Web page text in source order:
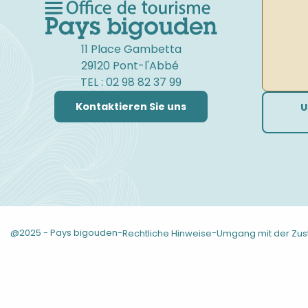
Dédicace de Dylan Heskin
Tournoi de Mölkky en doublette
Concerts chez Cathy
Fresque collaborative pour petits et grands
Exposition - Naked Object - Mickael MARTIN
Expo gravures - Fabrice Béghin
11 Place Gambetta
29120 Pont-l'Abbé
TEL : 02 98 82 37 99
Kontaktieren Sie uns
@2025 - Pays bigouden-Rechtliche Hinweise-Umgang mit der